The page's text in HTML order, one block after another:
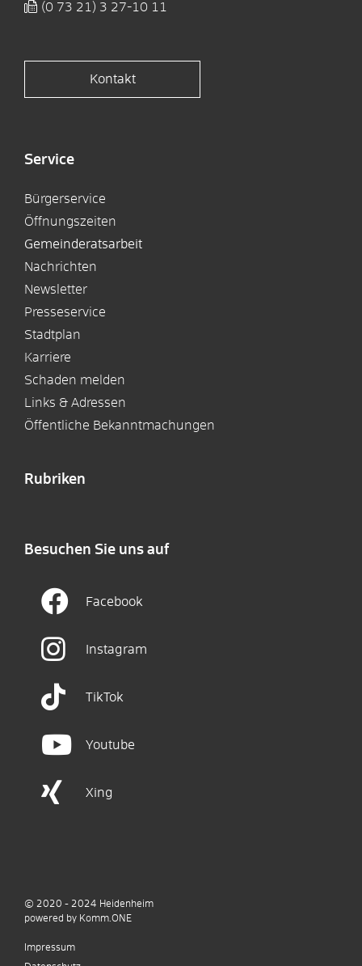
(0 73 21) 3 27-10 11
Kontakt
Service
Bürgerservice
Öffnungszeiten
Gemeinderatsarbeit
Nachrichten
Newsletter
Presseservice
Stadtplan
Karriere
Schaden melden
Links & Adressen
Öffentliche Bekanntmachungen
Rubriken
Besuchen Sie uns auf
Facebook
Instagram
TikTok
Youtube
Xing
© 2020 - 2024 Heidenheim
powered by Komm.ONE
Impressum